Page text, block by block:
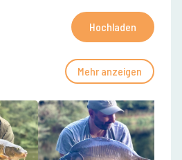
Hochladen
Mehr anzeigen